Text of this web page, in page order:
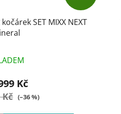
SET MIXX NEXT
Kč
Kč (–36 %)